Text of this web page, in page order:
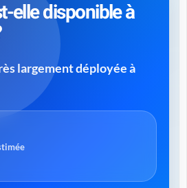
elle disponible à
largement déployée à